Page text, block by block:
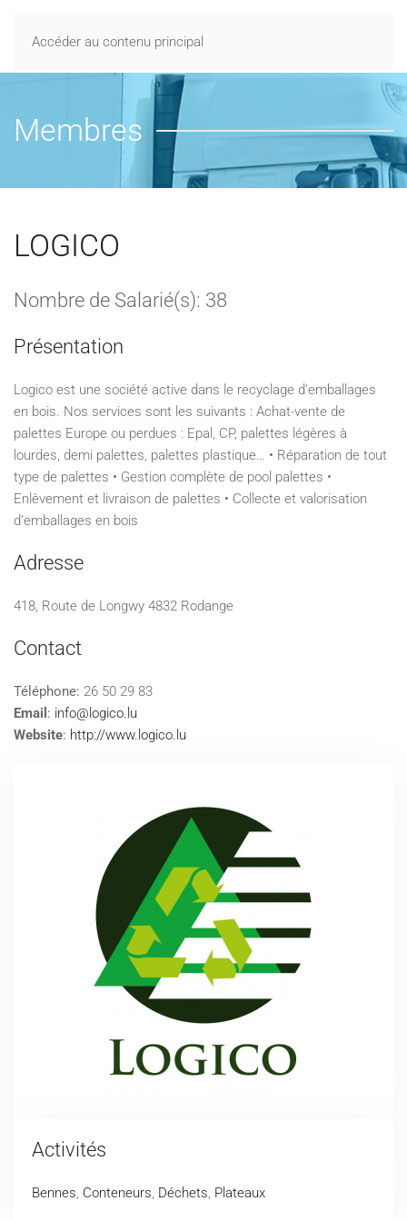
Accéder au contenu principal
Membres
LOGICO
Nombre de Salarié(s): 38
Présentation
Logico est une société active dans le recyclage d’emballages
en bois. Nos services sont les suivants : Achat-vente de
palettes Europe ou perdues : Epal, CP, palettes légères à
lourdes, demi palettes, palettes plastique… • Réparation de tout
type de palettes • Gestion complète de pool palettes •
Enlèvement et livraison de palettes • Collecte et valorisation
d’emballages en bois
Adresse
418, Route de Longwy 4832 Rodange
Contact
Téléphone: 26 50 29 83
Email : info@logico.lu
Website: http://www.logico.lu
Activités
Bennes, Conteneurs, Déchets, Plateaux